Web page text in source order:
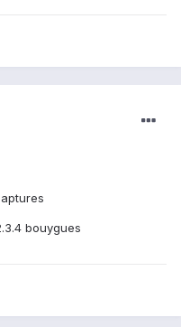
bouygues